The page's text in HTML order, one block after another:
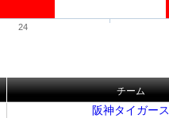
24
チーム
阪神タイガース